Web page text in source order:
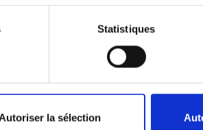
Statistiques
Autoriser la sélection